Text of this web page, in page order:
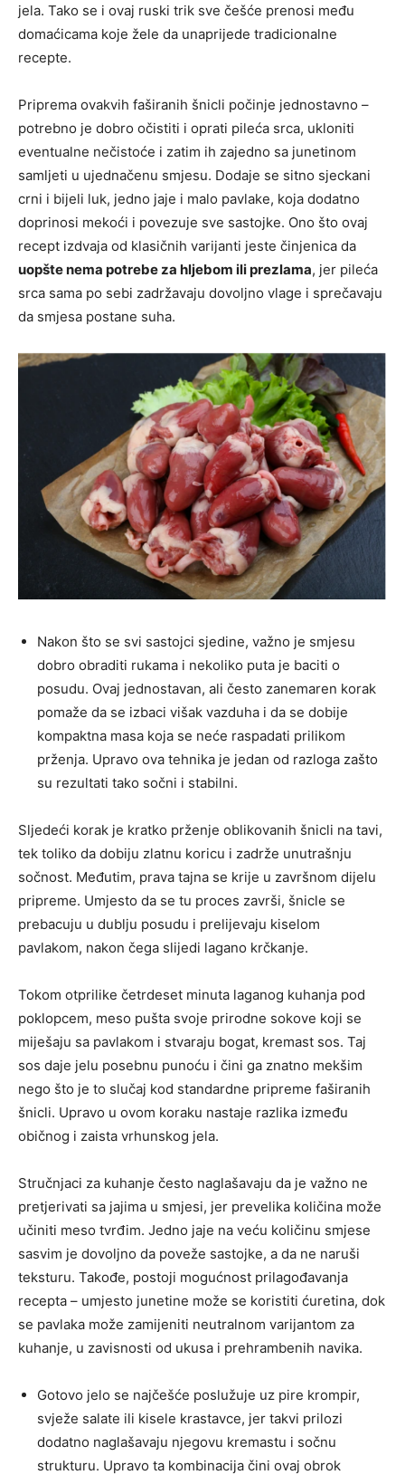
jela. Tako se i ovaj ruski trik sve češće prenosi među
domaćicama koje žele da unaprijede tradicionalne
recepte.
Priprema ovakvih faširanih šnicli počinje jednostavno –
potrebno je dobro očistiti i oprati pileća srca, ukloniti
eventualne nečistoće i zatim ih zajedno sa junetinom
samljeti u ujednačenu smjesu. Dodaje se sitno sjeckani
crni i bijeli luk, jedno jaje i malo pavlake, koja dodatno
doprinosi mekoći i povezuje sve sastojke. Ono što ovaj
recept izdvaja od klasičnih varijanti jeste činjenica da
uopšte nema potrebe za hljebom ili prezlama, jer pileća
srca sama po sebi zadržavaju dovoljno vlage i sprečavaju
da smjesa postane suha.
Nakon što se svi sastojci sjedine, važno je smjesu
dobro obraditi rukama i nekoliko puta je baciti o
posudu. Ovaj jednostavan, ali često zanemaren korak
pomaže da se izbaci višak vazduha i da se dobije
kompaktna masa koja se neće raspadati prilikom
prženja. Upravo ova tehnika je jedan od razloga zašto
su rezultati tako sočni i stabilni.
Sljedeći korak je kratko prženje oblikovanih šnicli na tavi,
tek toliko da dobiju zlatnu koricu i zadrže unutrašnju
sočnost. Međutim, prava tajna se krije u završnom dijelu
pripreme. Umjesto da se tu proces završi, šnicle se
prebacuju u dublju posudu i prelijevaju kiselom
pavlakom, nakon čega slijedi lagano krčkanje.
Tokom otprilike četrdeset minuta laganog kuhanja pod
poklopcem, meso pušta svoje prirodne sokove koji se
miješaju sa pavlakom i stvaraju bogat, kremast sos. Taj
sos daje jelu posebnu punoću i čini ga znatno mekšim
nego što je to slučaj kod standardne pripreme faširanih
šnicli. Upravo u ovom koraku nastaje razlika između
običnog i zaista vrhunskog jela.
Stručnjaci za kuhanje često naglašavaju da je važno ne
pretjerivati sa jajima u smjesi, jer prevelika količina može
učiniti meso tvrđim. Jedno jaje na veću količinu smjese
sasvim je dovoljno da poveže sastojke, a da ne naruši
teksturu. Takođe, postoji mogućnost prilagođavanja
recepta – umjesto junetine može se koristiti ćuretina, dok
se pavlaka može zamijeniti neutralnom varijantom za
kuhanje, u zavisnosti od ukusa i prehrambenih navika.
Gotovo jelo se najčešće poslužuje uz pire krompir,
svježe salate ili kisele krastavce, jer takvi prilozi
dodatno naglašavaju njegovu kremastu i sočnu
strukturu. Upravo ta kombinacija čini ovaj obrok